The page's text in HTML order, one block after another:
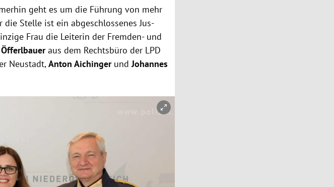
geht es um die Führung von mehr
Stelle ist ein abgeschlossenes Jus-
Frau die Leiterin der Fremden- und
aus dem Rechtsbüro der LPD
Neustadt,Anton Aichinger undJohannes